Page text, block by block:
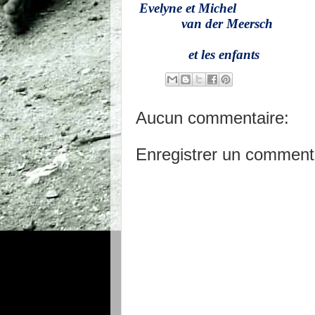
Evelyne et Michel
van der Meersch
et les enfants
Aucun commentaire:
Enregistrer un